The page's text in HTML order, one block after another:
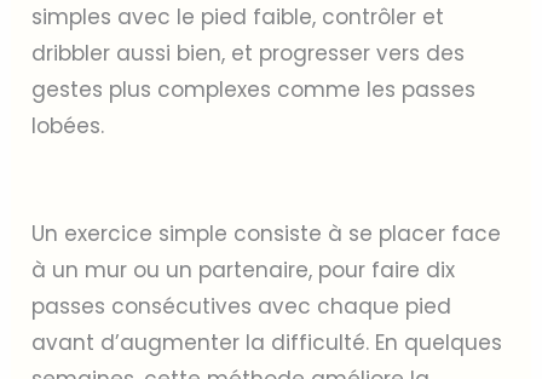
simples avec le pied faible, contrôler et
dribbler aussi bien, et progresser vers des
gestes plus complexes comme les passes
lobées.
Un exercice simple consiste à se placer face
à un mur ou un partenaire, pour faire dix
passes consécutives avec chaque pied
avant d’augmenter la difficulté. En quelques